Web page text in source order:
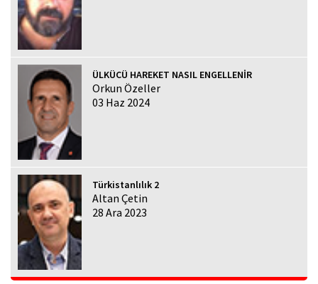
ÜLKÜCÜ HAREKET NASIL ENGELLENİR
Orkun Özeller
03 Haz 2024
Türkistanlılık 2
Altan Çetin
28 Ara 2023